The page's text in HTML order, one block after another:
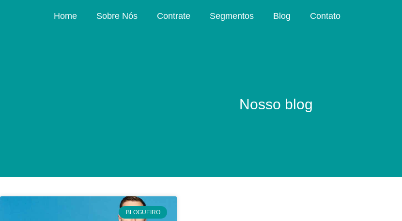
Home Sobre Nós Contrate Segmentos Blog Contato
Nosso blog
BLOGUEIRO